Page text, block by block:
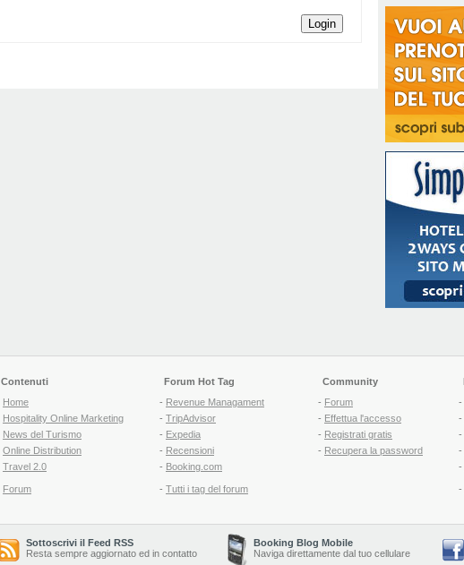
Login
Contenuti
Home
Hospitality Online Marketing
News del Turismo
Online Distribution
Travel 2.0
Forum
Forum Hot Tag
- Revenue Managament
- TripAdvisor
- Expedia
- Recensioni
- Booking.com
- Tutti i tag del forum
Community
- Forum
- Effettua l'accesso
- Registrati gratis
- Recupera la password
-
-
-
-
-
-
Sottoscrivi il Feed RSS
Resta sempre aggiornato ed in contatto
Booking Blog Mobile
Naviga direttamente dal tuo cellulare